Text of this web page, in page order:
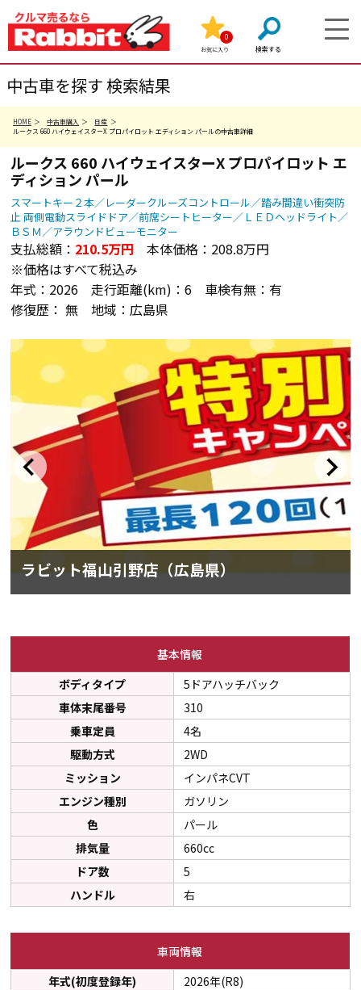
お気に入り
0
中古車を探す 検索結果
HOME 中古車購入
日産
ルークス 660 ハイウェイスターX プロパイロット エディション パールの中古車詳細
ルークス 660 ハイウェイスターX プロパイロット エ
ディション パール
スマートキー２本／レーダークルーズコントロール／踏み間違い衝突防
止 両側電動スライドドア／前席シートヒーター／ＬＥＤヘッドライト／
ＢＳＭ／アラウンドビューモニター
支払総額： 210.5万円 本体価格： 208.8万円
※価格はすべて税込み
年式： 2026 走行距離(km)：6 車検有無： 有
修復歴： 無 地域： 広島県
ラビット福山引野店（広島県）
基本情報
ボディタイプ
5ドアハッチバック
車体末尾番号
310
乗車定員
4名
駆動方式
2WD
ミッション
インパネCVT
エンジン種別
ガソリン
色
パール
排気量
660cc
ドア数
5
ハンドル
右
車両情報
年式(初度登録年)
2026年(R8)